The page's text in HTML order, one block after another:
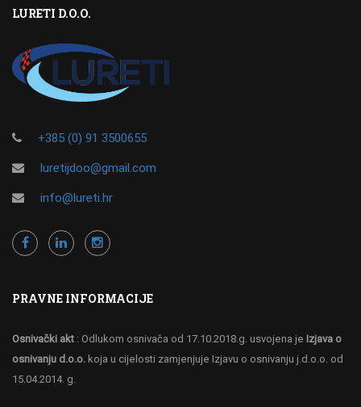
LURETI D.O.O.
+385 (0) 91 3500655
luretijdoo@gmail.com
info@lureti.hr
PRAVNE INFORMACIJE
Osnivački akt : Odlukom osnivača od 17.10.2018.g. usvojena je Izjava o
osnivanju d.o.o. koja u cijelosti zamjenjuje Izjavu o osnivanju j.d.o.o. od
15.04.2014. g.